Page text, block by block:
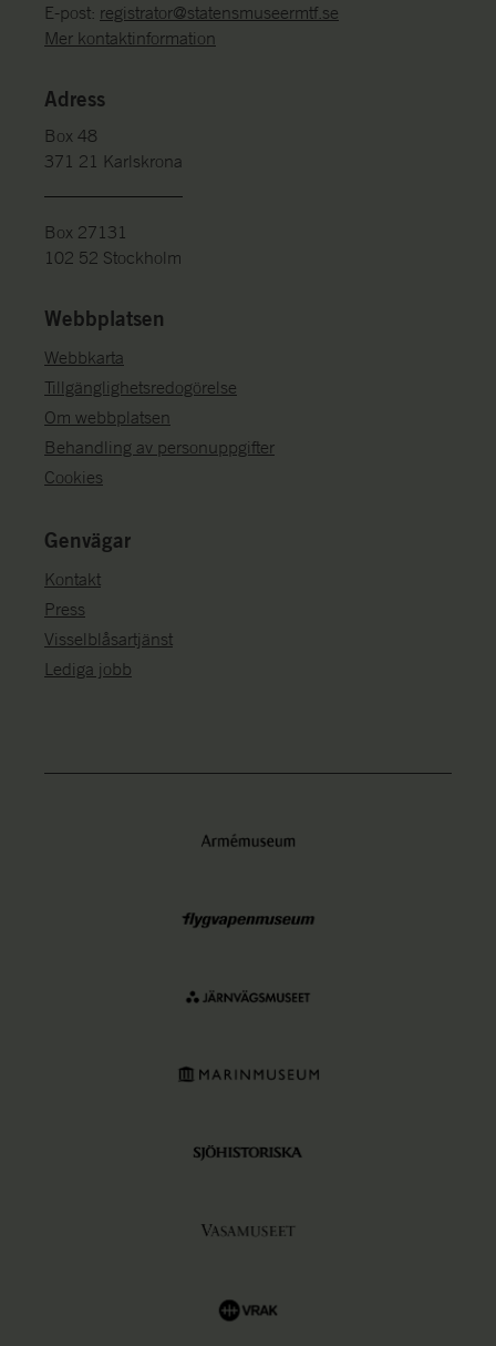
E-post: registrator@statensmuseermtf.se
Mer kontaktinformation
Adress
Box 48
371 21 Karlskrona
Box 27131
102 52 Stockholm
Webbplatsen
Webbkarta
Tillgänglighetsredogörelse
Om webbplatsen
Behandling av personuppgifter
Cookies
Genvägar
Kontakt
Press
Visselblåsartjänst
Lediga jobb